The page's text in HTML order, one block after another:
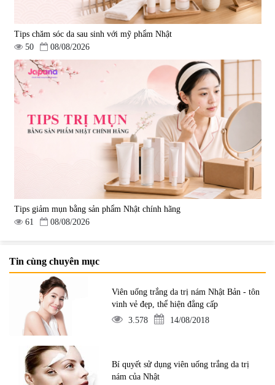
Tips chăm sóc da sau sinh với mỹ phẩm Nhật
50
08/08/2026
Tips giảm mụn bằng sản phẩm Nhật chính hãng
61
08/08/2026
Tin cùng chuyên mục
Viên uống trắng da trị nám Nhật Bản - tôn
vinh vẻ đẹp, thể hiện đẳng cấp
3.578
14/08/2018
Bí quyết sử dụng viên uống trắng da trị
nám của Nhật